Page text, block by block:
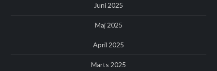
Juni 2025
Maj 2025
April 2025
Marts 2025